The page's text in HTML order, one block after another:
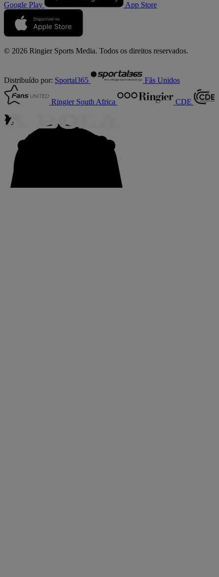
Google Play App Store
© 2026 Ringier Sports Media. Todos os direitos reservados.
Distribuído por: Sportal365 Fãs Unidos
Ringier South Africa CDE